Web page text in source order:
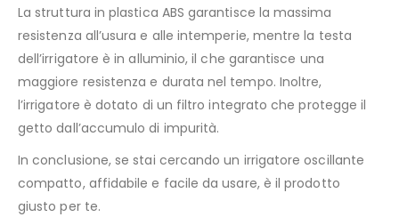
La struttura in plastica ABS garantisce la massima
resistenza all’usura e alle intemperie, mentre la testa
dell’irrigatore è in alluminio, il che garantisce una
maggiore resistenza e durata nel tempo. Inoltre,
l’irrigatore è dotato di un filtro integrato che protegge il
getto dall’accumulo di impurità.
In conclusione, se stai cercando un irrigatore oscillante
compatto, affidabile e facile da usare, è il prodotto
giusto per te.